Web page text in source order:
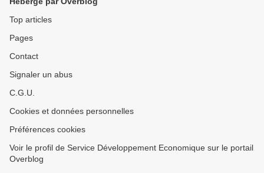
Top articles
Pages
Contact
Signaler un abus
C.G.U.
Cookies et données personnelles
Préférences cookies
Voir le profil de Service Développement Economique sur le portail
Overblog